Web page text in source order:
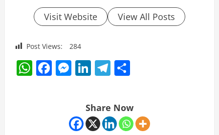
Visit Website View All Posts
Post Views: 284
WhatsApp
Facebook
Messenger
LinkedIn
Telegram
Share Now